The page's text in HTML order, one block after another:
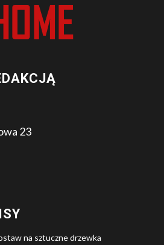
23
na sztuczne drzewka